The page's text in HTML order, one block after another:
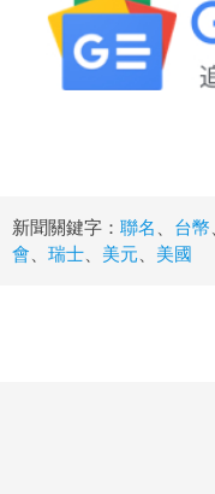
新聞關鍵字： 聯名 台幣
會
瑞士 美元 美國